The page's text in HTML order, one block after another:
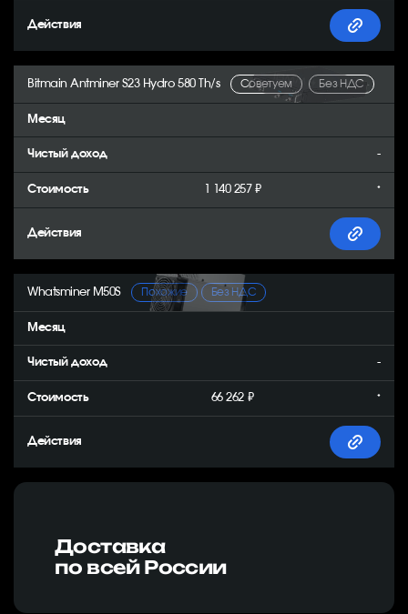
Bitmain Antminer S23 Hydro 580 Th/s Советуем Без НДС
-
1 140 257 ₽ *
Whatsminer M50S Похожие Без НДС
-
66 262 ₽ *
Доставка
по всей России